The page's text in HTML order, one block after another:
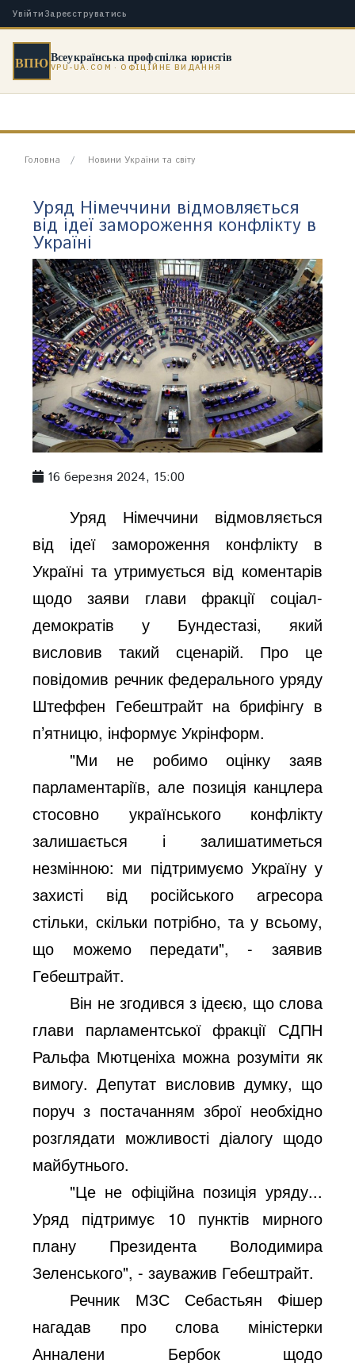
Увійти Зареєструватись
ВПЮВсеукраїнська профспілка юристів
VPU-UA.COM · ОФІЦІЙНЕ ВИДАННЯ
Головна Новини України та світу
Уряд Німеччини відмовляється
від ідеї замороження конфлікту в
Україні
16 березня 2024, 15:00
Уряд Німеччини відмовляється
від ідеї замороження конфлікту в
Україні та утримується від коментарів
щодо заяви глави фракції соціал-
демократів у Бундестазі, який
висловив такий сценарій. Про це
повідомив речник федерального уряду
Штеффен Гебештрайт на брифінгу в
п’ятницю, інформує Укрінформ.
"Ми не робимо оцінку заяв
парламентаріїв, але позиція канцлера
стосовно українського конфлікту
залишається і залишатиметься
незмінною: ми підтримуємо Україну у
захисті від російського агресора
стільки, скільки потрібно, та у всьому,
що можемо передати", - заявив
Гебештрайт.
Він не згодився з ідеєю, що слова
глави парламентської фракції СДПН
Ральфа Мютценіха можна розуміти як
вимогу. Депутат висловив думку, що
поруч з постачанням зброї необхідно
розглядати можливості діалогу щодо
майбутнього.
"Це не офіційна позиція уряду...
Уряд підтримує 10 пунктів мирного
плану Президента Володимира
Зеленського", - зауважив Гебештрайт.
Речник МЗС Себастьян Фішер
нагадав про слова міністерки
Анналени Бербок щодо